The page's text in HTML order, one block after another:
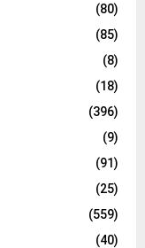
(80)
(85)
(8)
(18)
(396)
(9)
(91)
(25)
(559)
(40)